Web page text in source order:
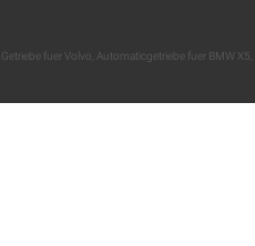
Getriebe fuer Volvo Automaticgetriebe fuer BMW X5